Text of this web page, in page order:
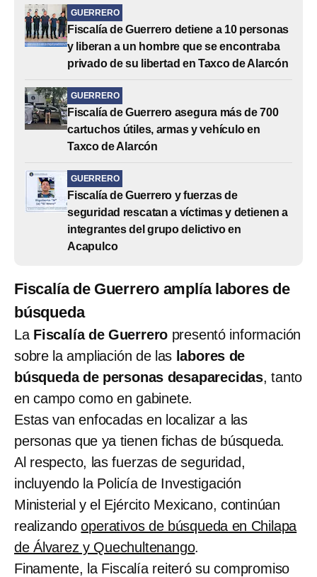
GUERRERO
Fiscalía de Guerrero detiene a 10 personas
y liberan a un hombre que se encontraba
privado de su libertad en Taxco de Alarcón
GUERRERO
Fiscalía de Guerrero asegura más de 700
cartuchos útiles, armas y vehículo en
Taxco de Alarcón
GUERRERO
Fiscalía de Guerrero y fuerzas de
seguridad rescatan a víctimas y detienen a
integrantes del grupo delictivo en
Acapulco
Fiscalía de Guerrero amplía labores de
búsqueda
La Fiscalía de Guerrero presentó información
sobre la ampliación de las labores de
búsqueda de personas desaparecidas, tanto
en campo como en gabinete.
Estas van enfocadas en localizar a las
personas que ya tienen fichas de búsqueda.
Al respecto, las fuerzas de seguridad,
incluyendo la Policía de Investigación
Ministerial y el Ejército Mexicano, continúan
realizandooperativos de búsqueda en Chilapa
de Álvarez y Quechultenango.
Finamente, la Fiscalía reiteró su compromiso